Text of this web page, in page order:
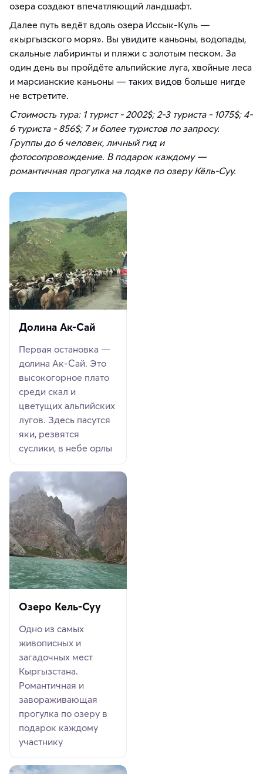
озера создают впечатляющий ландшафт.
Далее путь ведёт вдоль озера Иссык-Куль —
«кыргызского моря». Вы увидите каньоны, водопады,
скальные лабиринты и пляжи с золотым песком. За
один день вы пройдёте альпийские луга, хвойные леса
и марсианские каньоны — таких видов больше нигде
не встретите.
Стоимость тура: 1 турист - 2002$; 2-3 туриста - 1075$; 4-
6 туриста - 856$; 7 и более туристов по запросу.
Группы до 6 человек, личный гид и
фотосопровождение. В подарок каждому —
романтичная прогулка на лодке по озеру Кёль-Суу.
Долина Ак-Сай
Первая остановка —
долина Ак-Сай. Это
высокогорное плато
среди скал и
цветущих альпийских
лугов. Здесь пасутся
яки, резвятся
суслики, в небе орлы
Озеро Кель-Суу
Одно из самых
живописных и
загадочных мест
Кыргызстана.
Романтичная и
завораживающая
прогулка по озеру в
подарок каждому
участнику